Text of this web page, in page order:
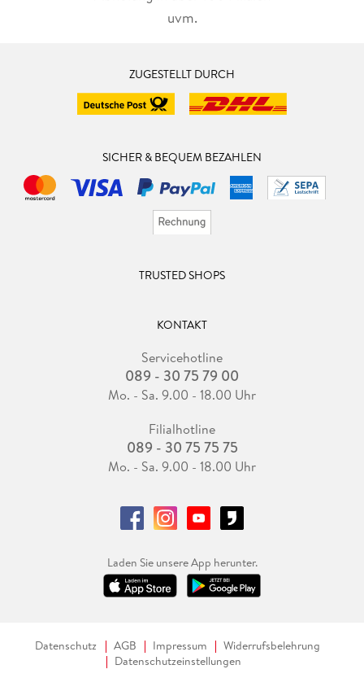
uvm.
ZUGESTELLT DURCH
SICHER & BEQUEM BEZAHLEN
TRUSTED SHOPS
KONTAKT
Servicehotline
089 - 30 75 79 00
Mo. - Sa. 9.00 - 18.00 Uhr
Filialhotline
089 - 30 75 75 75
Mo. - Sa. 9.00 - 18.00 Uhr
Laden Sie unsere App herunter.
Datenschutz AGB Impressum
Widerrufsbelehrung
Datenschutzeinstellungen